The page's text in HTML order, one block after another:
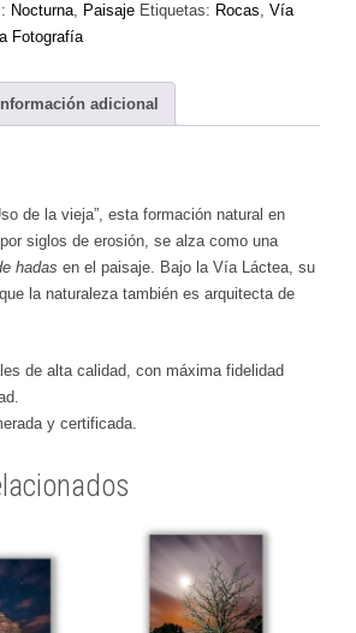
Nocturna, Paisaje Etiquetas: Rocas, Vía
Fotografía
adicional
de la vieja”, esta formación natural en
siglos de erosión, se alza como una
hadas en el paisaje. Bajo la Vía Láctea, su
la naturaleza también es arquitecta de
de alta calidad, con máxima fidelidad
y certificada.